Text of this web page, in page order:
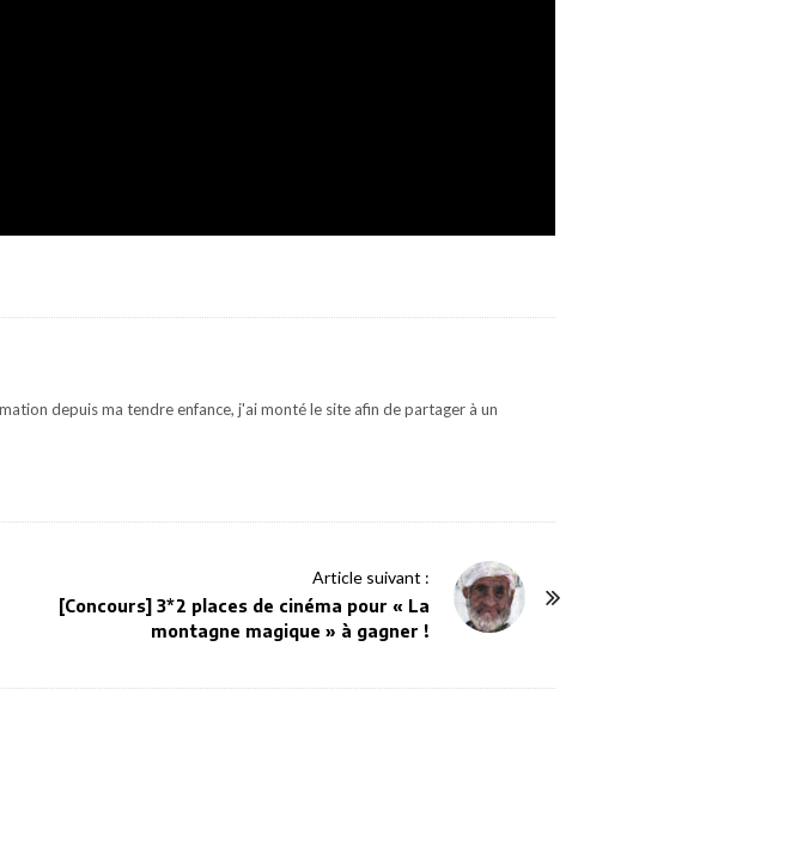
depuis ma tendre enfance, j'ai monté le site afin de partager à un
Article suivant :
[Concours] 3*2 places de cinéma pour « La
montagne magique » à gagner !